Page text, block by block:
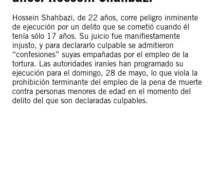
Hossein Shahbazi, de 22 años, corre peligro inminente
de ejecución por un delito que se cometió cuando él
tenía sólo 17 años. Su juicio fue manifiestamente
injusto, y para declararlo culpable se admitieron
“confesiones” suyas empañadas por el empleo de la
tortura. Las autoridades iraníes han programado su
ejecución para el domingo, 28 de mayo, lo que viola la
prohibición terminante del empleo de la pena de muerte
contra personas menores de edad en el momento del
delito del que son declaradas culpables.